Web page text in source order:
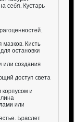
себя. Кустарь
мазков. Кисть
остановки
или создания
доступ света
и
или
Браслет